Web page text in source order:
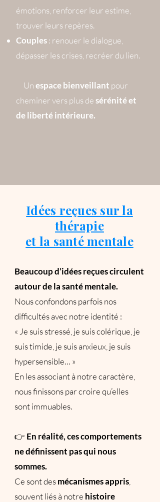
émotions, renforcer leur estime,
trouver leurs repères.
Couples: renouer le dialogue,
dépasser les crises, recréer du lien.
Unespace bienveillant pour
cheminer vers plus desérénité et
de liberté intérieure.​
Idées reçues sur la
thérapie
et la santé mentale
Beaucoup d’idées reçues circulent
autour de la santé mentale.
Nous confondons parfois nos
difficultés avec notre identité :
​« Je suis stressé, je suis colérique, je
suis timide, je suis anxieux, je suis
hypersensible… »
​En les associant à notre caractère,
nous finissons par croire qu’elles
sont immuables.
👉 En réalité, ces comportements
ne définissent pas qui nous
sommes.
Ce sont desmécanismes appris
souvent liés à notre histoire